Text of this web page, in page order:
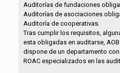
Auditorías de fundaciones
Auditorías de asociaciones
Auditoría de cooperativas.
Tras cumplir los requisitos,
esta obligadas en auditarse,
dispone de un departamento
ROAC especializados en las